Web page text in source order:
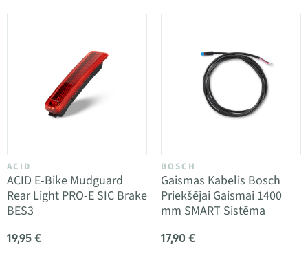
ACID
ACID E-Bike Mudguard
Rear Light PRO-E SIC Brake
BES3
19,95 €
BOSCH
Gaismas Kabelis Bosch
Priekšējai Gaismai 1400
mm SMART Sistēma
17,90 €